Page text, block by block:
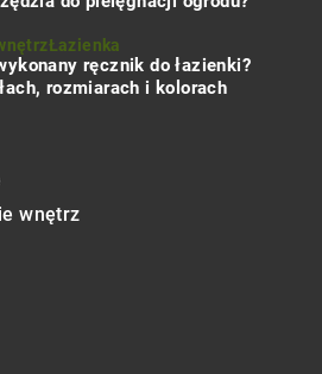
Łazienka
ręcznik do łazienki?
rozmiarach i kolorach
wnętrz